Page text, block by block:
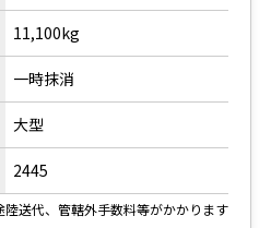
11,100kg
一時抹消
大型
2445
送代、管轄外手数料等がかかります